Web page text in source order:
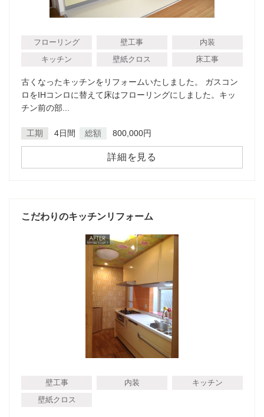
フローリング 壁工事
内装
キッチン
壁紙クロス 床工事
古くなったキッチンをリフォームいたしました。 ガスコン
ロをIHコンロに替えて床はフローリングにしました。キッ
チン前の部...
工期 4日間 総額 800,000円
詳細を見る
こだわりのキッチンリフォーム
壁工事 内装
キッチン
壁紙クロス